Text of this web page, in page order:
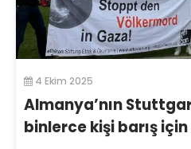
4 Ekim 2025
Almanya’nın
binlerce kişi barış